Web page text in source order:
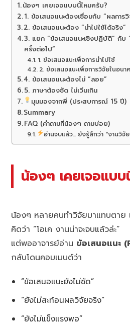
น้องๆ เคยเจอแบบนี้ไหมครับ?
1. ข้อเสนอแนะต้องเชื่อมกับ “ผลการ
2. ข้อเสนอแนะต้อง “นำไปใช้ได้จริง”
3. แยก “ข้อเสนอแนะเชิงปฏิบัติ” กับ
ครั้งต่อไป”
1. ข้อเสนอแนะเพื่อการนำไปใช้
2. ข้อเสนอแนะเพื่อการวิจัยในอนา
4. ข้อเสนอแนะต้องไม่ “ลอย”
5. ภาษาต้องชัด ไม่เวิ่นเกิน
มุมมองจากพี่ (ประสบการณ์ 15 ปี)
Summary
FAQ (คำถามที่น้องๆ ถามบ่อย)
อ่านจบแล้ว... ยังรู้สึกว่า "งานวิจั
น้องๆ เคยเจอแบ
น้องๆ หลายคนทำวิจัยมาแทบตาย
คิดว่า “โอเค งานน่าจะจบแล้วล่ะ”
แต่พออาจารย์อ่าน ข้อเสนอแนะ
กลับโดนคอมเมนต์ว่า
“ข้อเสนอแนะยังไม่ชัด”
“ยังไม่สะท้อนผลวิจัยจริง”
“ยังไม่แข็งแรงพอ”